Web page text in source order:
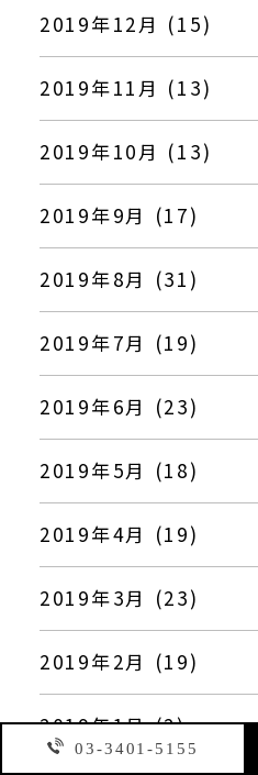
2019年12月 (15)
2019年11月 (13)
2019年10月 (13)
2019年9月 (17)
2019年8月 (31)
2019年7月 (19)
2019年6月 (23)
2019年5月 (18)
2019年4月 (19)
2019年3月 (23)
2019年2月 (19)
2019年1月 (2)
03-3401-5155